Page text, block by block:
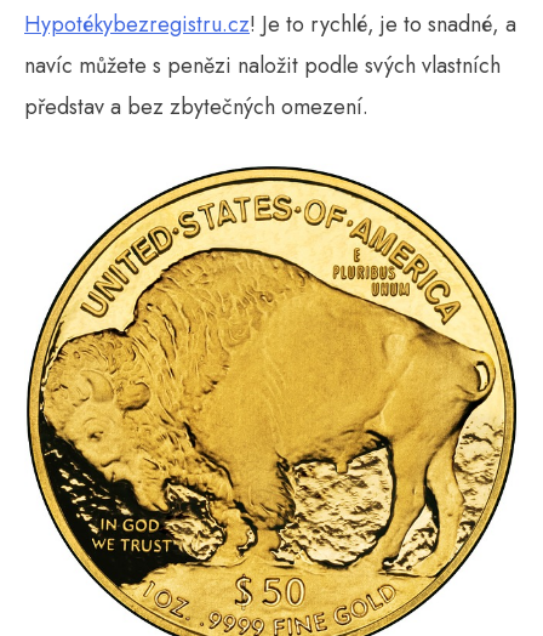
Hypotékybezregistru.cz! Je to rychlé, je to snadné, a
navíc můžete s penězi naložit podle svých vlastních
představ a bez zbytečných omezení.